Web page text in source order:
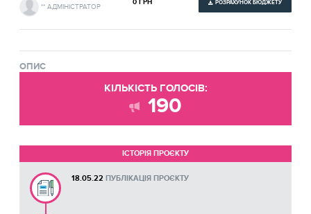
** АДМІНІСТРАТОР
0 ГРН РОЗРАХУНОК БЮДЖЕТУ
ОПИС
КІЛЬКІСТЬ ГОЛОСІВ:
190
ІСТОРІЯ ПРОЄКТУ
18.05.22 ПУБЛІКАЦІЯ ПРОЄКТУ